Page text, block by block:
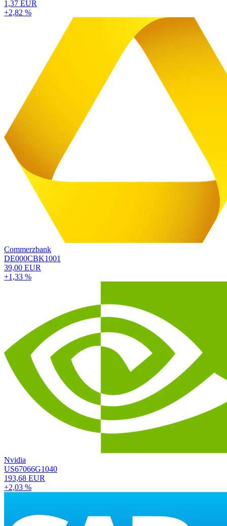
1,37 EUR
+2,82 %
Commerzbank
DE000CBK1001
39,00 EUR
+1,33 %
Nvidia
US67066G1040
193,68 EUR
+2,03 %